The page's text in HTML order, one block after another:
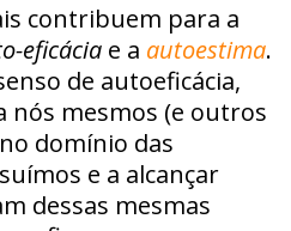
contribuem para a
eficácia e a autoestima.
de autoeficácia,
nós mesmos (e outros
domínio das
e a alcançar
dessas mesmas